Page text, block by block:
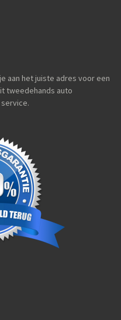
aan het juiste adres voor een
tweedehands auto